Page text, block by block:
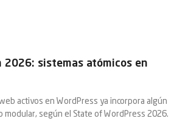
2026: sistemas atómicos en
activos en WordPress ya incorpora algún
modular, según el State of WordPress 2026.